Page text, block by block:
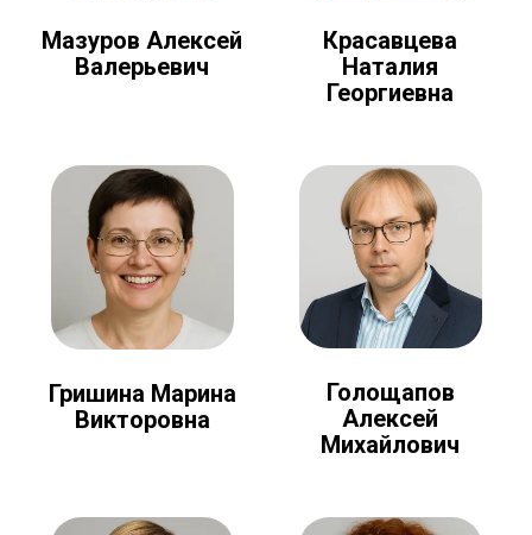
Мазуров Алексей
Валерьевич
Красавцева
Наталия
Георгиевна
Гришина Марина
Викторовна
Голощапов
Алексей
Михайлович